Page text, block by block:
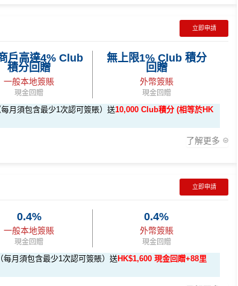
換FPS轉數快回贈！詳情 MrMiles.hk/mmcredit
肆少咗回贈
簽HK$5,000（每月須包含最少1次認可簽賬）並作最
戶及
立即申請
戶高達4% Club
積分回贈
一般本地簽賬
現金回贈
無上限1% Club 積分
回贈
外幣簽賬
現金回贈
月須包含最少1次認可簽賬）送10,000 Club積分 (相等於HK
了解更多
立即申請
0.4%
一般本地簽賬
現金回贈
0.4%
外幣簽賬
現金回贈
每月須包含最少1次認可簽賬）送HK$1,600 現金回贈+88里